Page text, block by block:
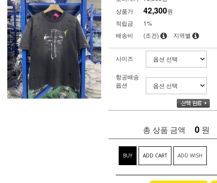
상품가
42,300원
적립금
1%
배송비
(조건) 지역별
사이즈
항공배송
옵션
총 상품 금액 0 원
BUY ADD CART ADD WISH